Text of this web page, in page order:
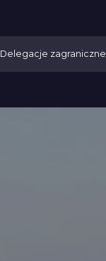
Delegacje zagraniczne